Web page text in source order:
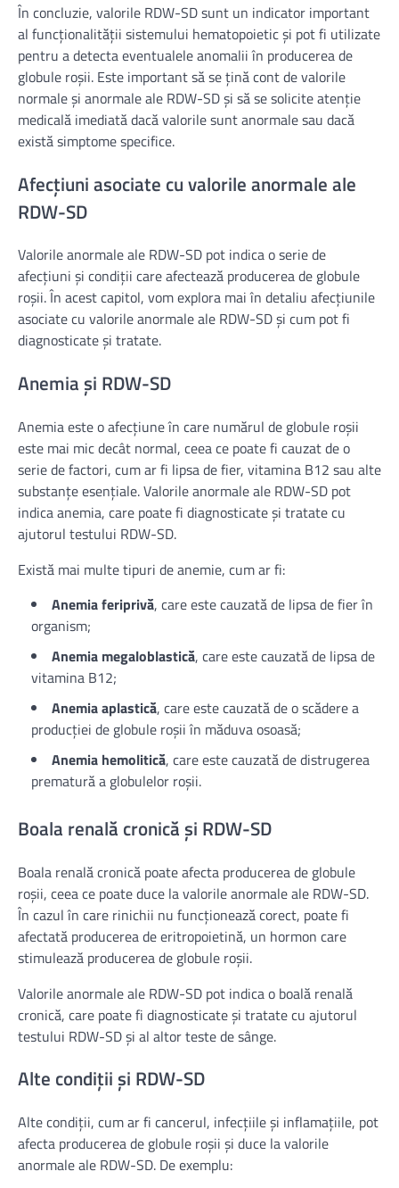
În concluzie, valorile RDW-SD sunt un indicator important
al funcționalității sistemului hematopoietic și pot fi utilizate
pentru a detecta eventualele anomalii în producerea de
globule roșii. Este important să se țină cont de valorile
normale și anormale ale RDW-SD și să se solicite atenție
medicală imediată dacă valorile sunt anormale sau dacă
există simptome specifice.
Afecțiuni asociate cu valorile anormale ale
RDW-SD
Valorile anormale ale RDW-SD pot indica o serie de
afecțiuni și condiții care afectează producerea de globule
roșii. În acest capitol, vom explora mai în detaliu afecțiunile
asociate cu valorile anormale ale RDW-SD și cum pot fi
diagnosticate și tratate.
Anemia și RDW-SD
Anemia este o afecțiune în care numărul de globule roșii
este mai mic decât normal, ceea ce poate fi cauzat de o
serie de factori, cum ar fi lipsa de fier, vitamina B12 sau alte
substanțe esențiale. Valorile anormale ale RDW-SD pot
indica anemia, care poate fi diagnosticate și tratate cu
ajutorul testului RDW-SD.
Există mai multe tipuri de anemie, cum ar fi:
Anemia feriprivă, care este cauzată de lipsa de fier în
organism;
Anemia megaloblastică, care este cauzată de lipsa de
vitamina B12;
Anemia aplastică, care este cauzată de o scădere a
producției de globule roșii în măduva osoasă;
Anemia hemolitică, care este cauzată de distrugerea
prematură a globulelor roșii.
Boala renală cronică și RDW-SD
Boala renală cronică poate afecta producerea de globule
roșii, ceea ce poate duce la valorile anormale ale RDW-SD.
În cazul în care rinichii nu funcționează corect, poate fi
afectată producerea de eritropoietină, un hormon care
stimulează producerea de globule roșii.
Valorile anormale ale RDW-SD pot indica o boală renală
cronică, care poate fi diagnosticate și tratate cu ajutorul
testului RDW-SD și al altor teste de sânge.
Alte condiții și RDW-SD
Alte condiții, cum ar fi cancerul, infecțiile și inflamațiile, pot
afecta producerea de globule roșii și duce la valorile
anormale ale RDW-SD. De exemplu: